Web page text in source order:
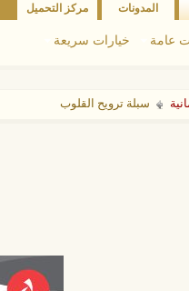
عامة خيارات سريعة
المدونات مركز التحميل
سبلة ترويح القلوب